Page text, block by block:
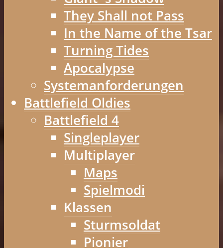
They Shall not Pass
In the Name of the Tsar
Turning Tides
Apocalypse
Systemanforderungen
Battlefield Oldies
Battlefield 4
Singleplayer
Multiplayer
Maps
Spielmodi
Klassen
Sturmsoldat
Pionier